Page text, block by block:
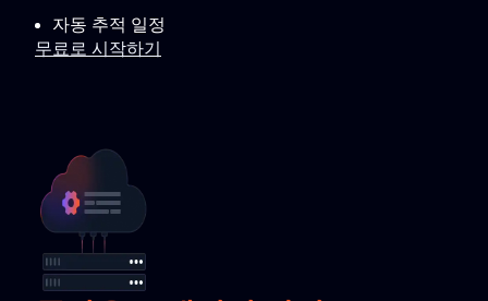
자동 추적 일정
무료로 시작하기